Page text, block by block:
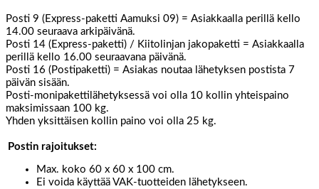
Posti 9 (Express-paketti Aamuksi 09) = Asiakkaalla perillä kello
14.00 seuraava arkipäivänä.
Posti 14 (Express-paketti) / Kiitolinjan jakopaketti = Asiakkaalla
perillä kello 16.00 seuraavana päivänä.
Posti 16 (Postipaketti) = Asiakas noutaa lähetyksen postista 7
päivän sisään.
Posti-monipakettilähetyksessä voi olla 10 kollin yhteispaino
maksimissaan 100 kg.
Yhden yksittäisen kollin paino voi olla 25 kg.
Postin rajoitukset:
Max. koko 60 x 60 x 100 cm.
Ei voida käyttää VAK-tuotteiden lähetykseen.